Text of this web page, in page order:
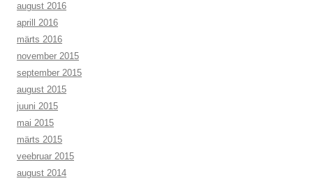
august 2016
aprill 2016
märts 2016
november 2015
september 2015
august 2015
juuni 2015
mai 2015
märts 2015
veebruar 2015
august 2014